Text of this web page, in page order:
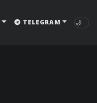
TELEGRAM 🌙